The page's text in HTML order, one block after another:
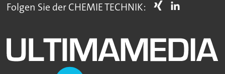
Folgen Sie der CHEMIE TECHNIK: